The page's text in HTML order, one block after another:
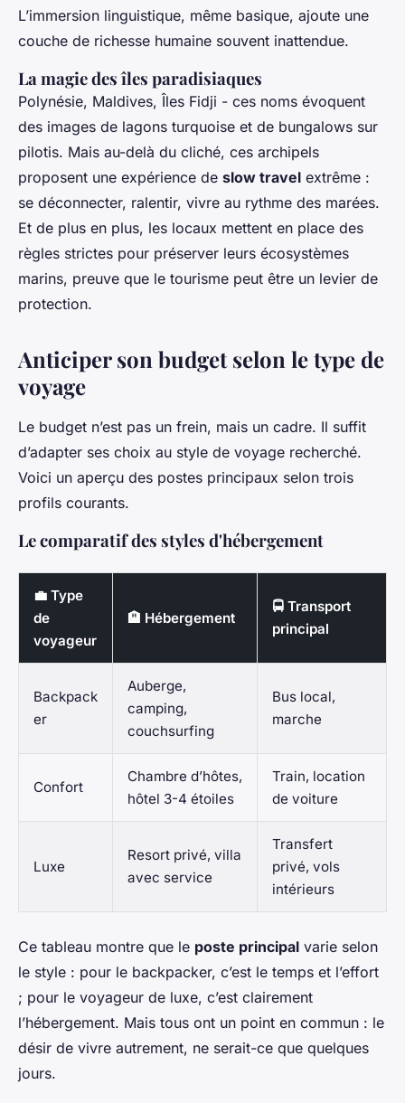
L’immersion linguistique, même basique, ajoute une
couche de richesse humaine souvent inattendue.
La magie des îles paradisiaques
Polynésie, Maldives, Îles Fidji - ces noms évoquent
des images de lagons turquoise et de bungalows sur
pilotis. Mais au-delà du cliché, ces archipels
proposent une expérience de slow travel extrême :
se déconnecter, ralentir, vivre au rythme des marées.
Et de plus en plus, les locaux mettent en place des
règles strictes pour préserver leurs écosystèmes
marins, preuve que le tourisme peut être un levier de
protection.
Anticiper son budget selon le type de
voyage
Le budget n’est pas un frein, mais un cadre. Il suffit
d’adapter ses choix au style de voyage recherché.
Voici un aperçu des postes principaux selon trois
profils courants.
Le comparatif des styles d'hébergement
💼 Type
de
voyageur
🏨 Hébergement
🚍 Transport
principal
Backpack
er
Auberge,
camping,
couchsurfing
Bus local,
marche
Confort
Chambre d’hôtes,
hôtel 3-4 étoiles
Train, location
de voiture
Luxe
Resort privé, villa
avec service
Transfert
privé, vols
intérieurs
Ce tableau montre que le poste principal varie selon
le style : pour le backpacker, c’est le temps et l’effort
; pour le voyageur de luxe, c’est clairement
l’hébergement. Mais tous ont un point en commun : le
désir de vivre autrement, ne serait-ce que quelques
jours.